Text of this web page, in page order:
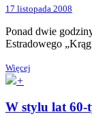
17 listopada 2008
Ponad dwie
Estradowego
Więcej
+
W stylu lat 60-